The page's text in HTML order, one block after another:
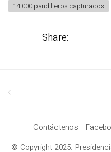
14.000 pandilleros capturados
Share:
Contáctenos
© Copyright 2025.